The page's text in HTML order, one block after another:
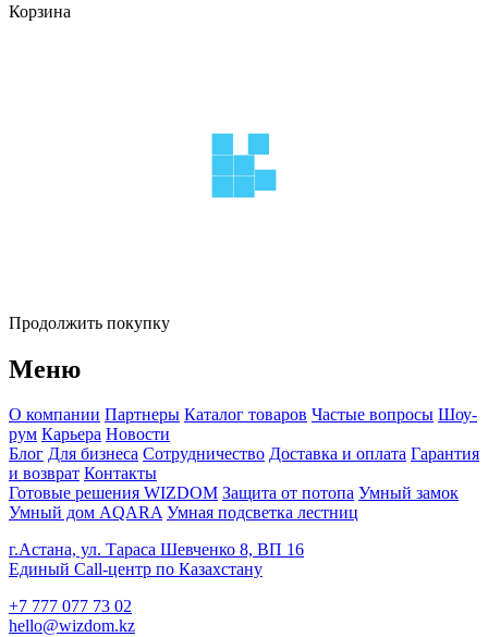
Корзина
Продолжить покупку
Меню
О компании Партнеры Каталог товаров Частые вопросы Шоу-
рум Карьера Новости
Блог Для бизнеса Сотрудничество Доставка и оплата Гарантия
и возврат Контакты
Готовые решения WIZDOM Защита от потопа Умный замок
Умный дом AQARA Умная подсветка лестниц
г.Астана, ул. Тараса Шевченко 8, ВП 16
Единый Call-центр по Казахстану
+7 777 077 73 02
hello@wizdom.kz